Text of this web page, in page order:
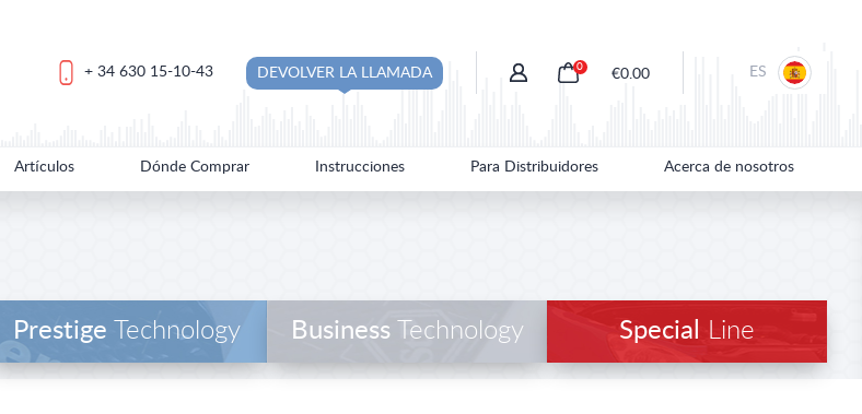
+ 34 630 15-10-43 DEVOLVER LA LLAMADA 0
€0.00 ES
Artículos Dónde Comprar Instrucciones Para Distribuidores Acerca de nosotros
Prestige Technology BusinessTechnology Special Line